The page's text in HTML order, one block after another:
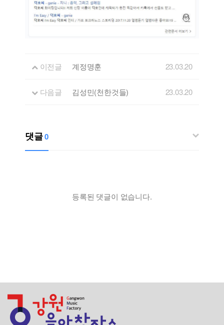
이전글 계정명훈 23.03.20
다음글 김성민(천한것들) 23.03.20
댓글0
등록된 댓글이 없습니다.